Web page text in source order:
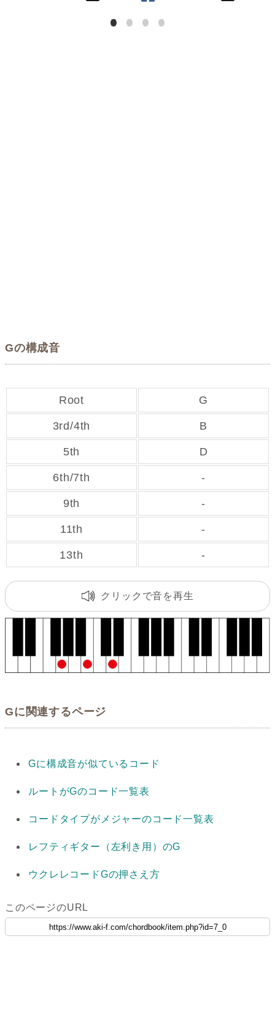
Gの構成音
Root G
3rd/4th B
5th D
6th/7th -
9th -
11th -
13th -
クリックで音を再生
Gに関連するページ
Gに構成音が似ているコード
ルートがGのコード一覧表
コードタイプがメジャーのコード一覧表
レフティギター（左利き用）のG
ウクレレコードGの押さえ方
このページのURL